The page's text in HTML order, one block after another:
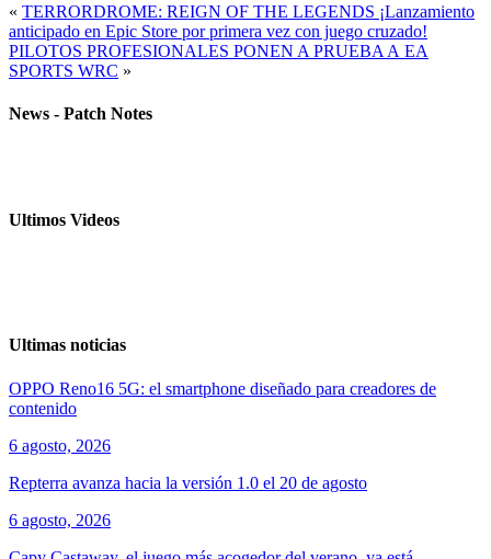
« TERRORDROME: REIGN OF THE LEGENDS ¡Lanzamiento
anticipado en Epic Store por primera vez con juego cruzado!
PILOTOS PROFESIONALES PONEN A PRUEBA A EA
SPORTS WRC »
News - Patch Notes
Ultimos Videos
Ultimas noticias
OPPO Reno16 5G: el smartphone diseñado para creadores de
contenido
6 agosto, 2026
Repterra avanza hacia la versión 1.0 el 20 de agosto
6 agosto, 2026